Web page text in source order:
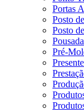
Portas
Posto
Posto
Pousada
Pré-